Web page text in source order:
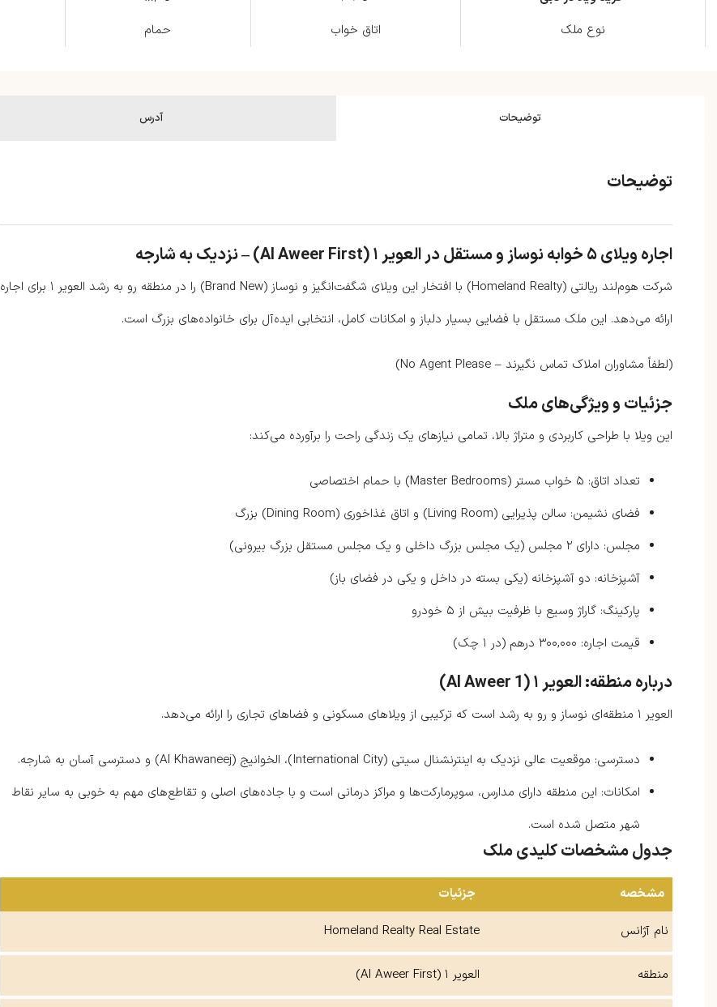
نوع ملک
اتاق خواب
حمام
توضیحات آدرس
توضیحات
اجاره ویلای ۵ خوابه نوساز و مستقل در العویر ۱ (Al Aweer First) – نزدیک به شارجه
شرکت هوم‌لند ریالتی (Homeland Realty) با افتخار این ویلای شگفت‌انگیز و نوساز (Brand New) را در منطقه رو به رشد العویر ۱ برای اجاره
ارائه می‌دهد. این ملک مستقل با فضایی بسیار دلباز و امکانات کامل، انتخابی ایده‌آل برای خانواده‌های بزرگ است.
(لطفاً مشاوران املاک تماس نگیرند – No Agent Please)
جزئیات و ویژگی‌های ملک
این ویلا با طراحی کاربردی و متراژ بالا، تمامی نیازهای یک زندگی راحت را برآورده می‌کند:
تعداد اتاق: ۵ خواب مستر (Master Bedrooms) با حمام اختصاصی
فضای نشیمن: سالن پذیرایی (Living Room) و اتاق غذاخوری (Dining Room) بزرگ
مجلس: دارای ۲ مجلس (یک مجلس بزرگ داخلی و یک مجلس مستقل بزرگ بیرونی)
آشپزخانه: دو آشپزخانه (یکی بسته در داخل و یکی در فضای باز)
پارکینگ: گاراژ وسیع با ظرفیت بیش از ۵ خودرو
قیمت اجاره: ۳۰۰,۰۰۰ درهم (در ۱ چک)
درباره منطقه: العویر ۱ (Al Aweer 1)
العویر ۱ منطقه‌ای نوساز و رو به رشد است که ترکیبی از ویلاهای مسکونی و فضاهای تجاری را ارائه می‌دهد.
دسترسی: موقعیت عالی نزدیک به اینترنشنال سیتی (International City)، الخوانيج (Al Khawaneej) و دسترسی آسان به شارجه.
امکانات: این منطقه دارای مدارس، سوپرمارکت‌ها و مراکز درمانی است و با جاده‌های اصلی و تقاطع‌های مهم به خوبی به سایر نقاط
شهر متصل شده است.
جدول مشخصات کلیدی ملک
مشخصه
جزئیات
نام آژانس
Homeland Realty Real Estate
منطقه العویر ۱ (Al Aweer First)